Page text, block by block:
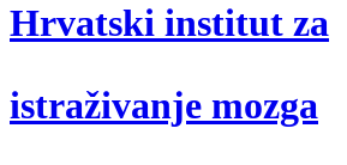
Hrvatski institut za
istraživanje mozga